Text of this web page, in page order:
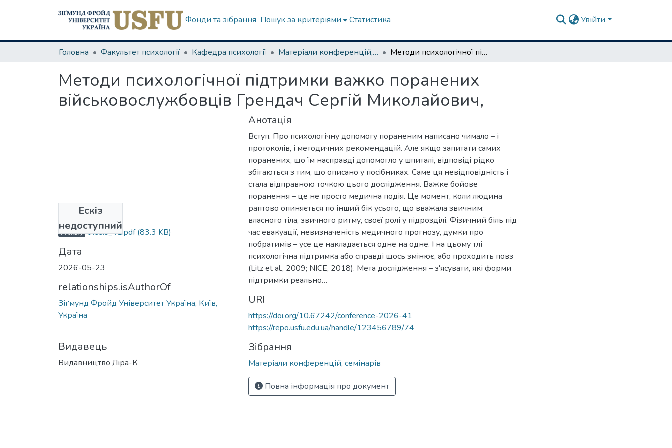
Фонди та зібрання Пошук за критеріями Статистика Увійти
Головна Факультет психології Кафедра психології Матеріали конференцій, семінарів Методи психологічної підтримки важко поранених військовослужбовців Грендач Сергій Миколайович,
Методи психологічної підтримки важко поранених
військовослужбовців Грендач Сергій Миколайович,
Ескіз
недоступний
Файли
Primary thesis_41.pdf(83.3 KB)
Дата
2026-05-23
relationships.isAuthorOf
Зіґмунд Фройд Університет Україна, Київ,
Україна
Видавець
Видавництво Ліра-К
Анотація
Вступ. Про психологічну допомогу пораненим написано чимало – і
протоколів, і методичних рекомендацій. Але якщо запитати самих
поранених, що їм насправді допомогло у шпиталі, відповіді рідко
збігаються з тим, що описано у посібниках. Саме ця невідповідність і
стала відправною точкою цього дослідження. Важке бойове
поранення – це не просто медична подія. Це момент, коли людина
раптово опиняється по інший бік усього, що вважала звичним:
власного тіла, звичного ритму, своєї ролі у підрозділі. Фізичний біль під
час евакуації, невизначеність медичного прогнозу, думки про
побратимів – усе це накладається одне на одне. І на цьому тлі
психологічна підтримка або справді щось змінює, або проходить повз
(Litz et al., 2009; NICE, 2018). Мета дослідження – з'ясувати, які форми
підтримки реально…
URI
https://doi.org/10.67242/conference-2026-41
https://repo.usfu.edu.ua/handle/123456789/74
Зібрання
Матеріали конференцій, семінарів
Повна інформація про документ